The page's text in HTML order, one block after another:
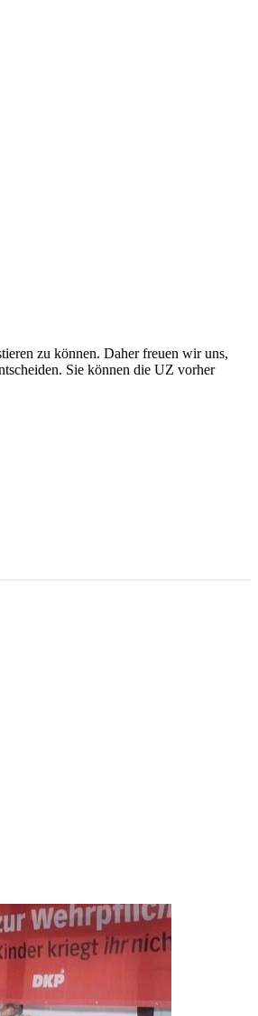
zu können. Daher freuen wir uns,
Sie können die UZ vorher